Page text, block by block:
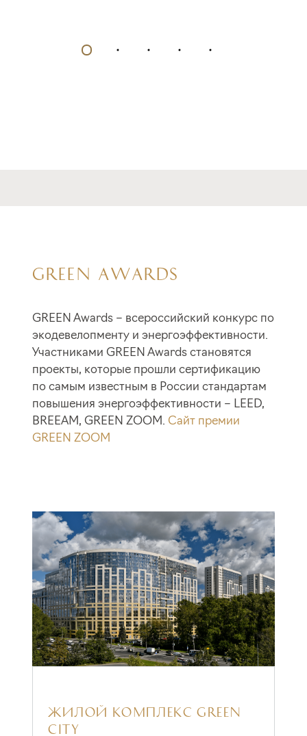
GREEN AWARDS
GREEN Awards – всероссийский конкурс по
экодевелопменту и энергоэффективности.
Участниками GREEN Awards становятся
проекты, которые прошли сертификацию
по самым известным в России стандартам
повышения энергоэффективности – LEED,
BREEAM, GREEN ZOOM. Сайт премии
GREEN ZOOM
ЖИЛОЙ КОМПЛЕКС GREEN
CITY